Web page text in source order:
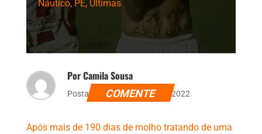
Náutico, PE, Últimas
Por Camila Sousa
Postado dia 31 de janeiro de 2022
COMENTE
Após mais de 190 dias de molho tratando de uma